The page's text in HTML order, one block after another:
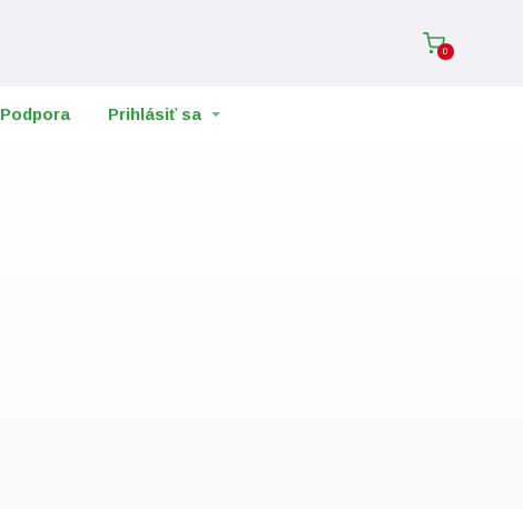
0
Podpora Prihlásiť sa